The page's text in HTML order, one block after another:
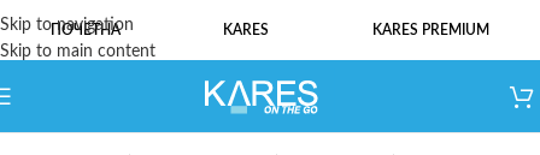
Skip to navigation
Skip to main content
ПОЧЕТНА KARES KARES PREMIUM